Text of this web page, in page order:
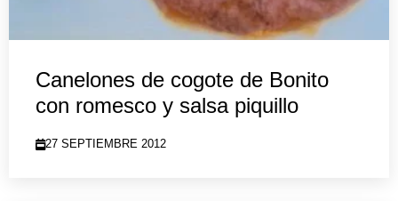
Canelones de cogote de Bonito
con romesco y salsa piquillo
27 SEPTIEMBRE 2012